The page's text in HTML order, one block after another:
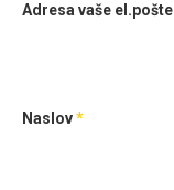
Adresa vaše el.pošte
Naslov*